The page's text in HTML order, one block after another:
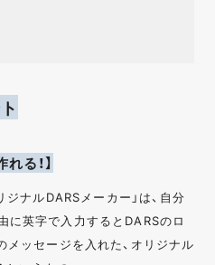
生成
る！】
ナルDARSメーカー」は、自分
に英字で入力するとDARSのロ
ッセージを入れた、オリジナル